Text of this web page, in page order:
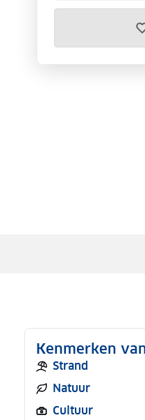
Kenmerken
Strand
Natuur
Cultuur